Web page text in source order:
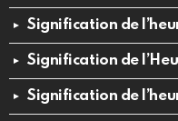
Signification de
Signification de
Signification de